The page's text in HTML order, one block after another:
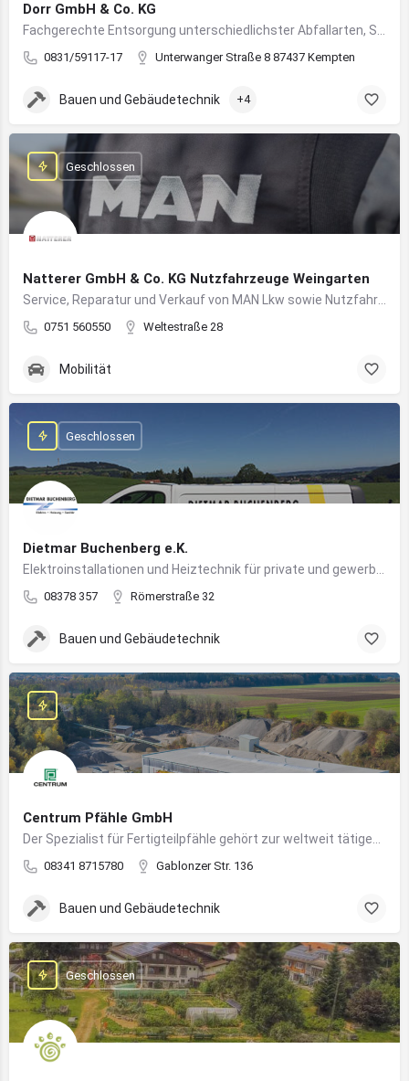
Dorr GmbH & Co. KG
0831/59117-17 Unterwanger Straße 8 87437 Kempten
Bauen und Gebäudetechnik +4
Natterer GmbH & Co. KG Nutzfahrzeuge Weingarten
0751 560550 Weltestraße 28
Geschlossen
Mobilität
Dietmar Buchenberg e.K.
08378 357 Römerstraße 32
Geschlossen
Bauen und Gebäudetechnik
Centrum Pfähle GmbH
08341 8715780 Gablonzer Str. 136
Bauen und Gebäudetechnik
Geschlossen